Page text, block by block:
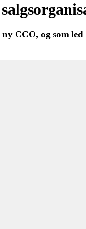
CCO, og som